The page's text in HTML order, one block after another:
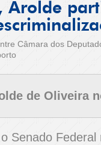
Arolde
Câmara dos
de Oliveira
Senado